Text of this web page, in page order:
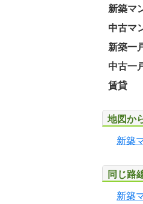
新築マ
中古マ
新築一
中古一
賃貸
地図か
新築
同じ路
新築